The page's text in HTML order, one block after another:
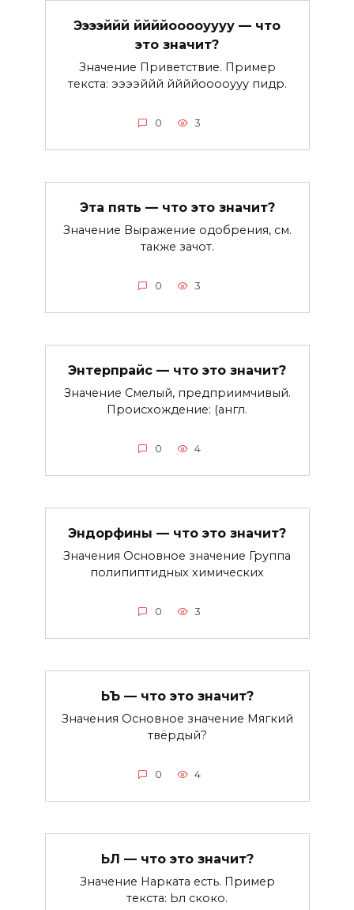
Ээээййй ййййооооуууу — что
это значит?
Значение Приветствие. Пример
текста: ээээййй ййййооооууу пидр.
0 3
Эта пять — что это значит?
Значение Выражение одобрения, см.
также зачот.
0 3
Энтерпрайс — что это значит?
Значение Смелый, предприимчивый.
Происхождение: (англ.
0 4
Эндорфины — что это значит?
Значения Основное значение Группа
полипиптидных химических
0 3
ЬЪ — что это значит?
Значения Основное значение Мягкий
твёрдый?
0 4
ЬЛ — что это значит?
Значение Нарката есть. Пример
текста: Ьл скоко.